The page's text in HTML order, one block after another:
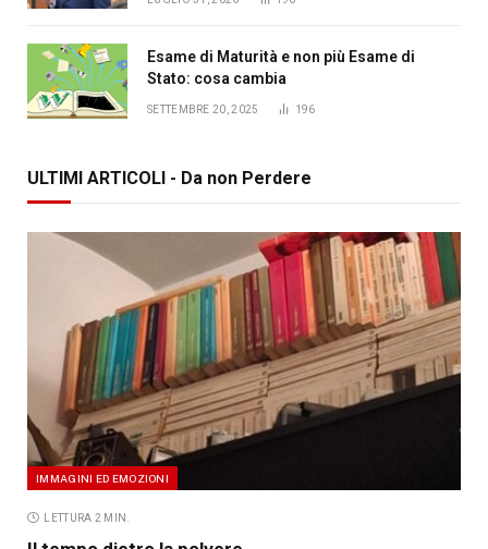
Esame di Maturità e non più Esame di
Stato: cosa cambia
SETTEMBRE 20, 2025 196
ULTIMI ARTICOLI - Da non Perdere
IMMAGINI ED EMOZIONI
LETTURA 2 MIN.